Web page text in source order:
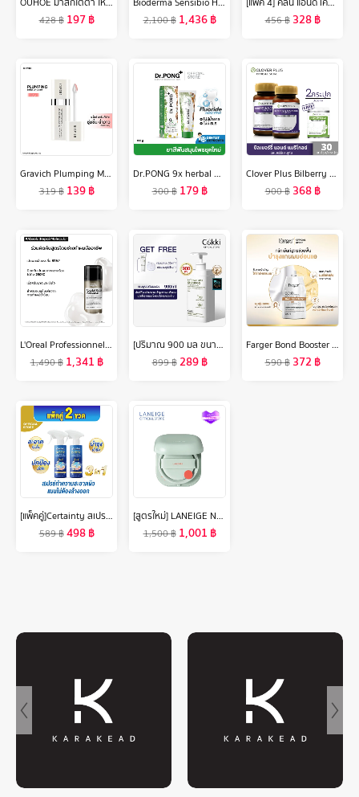
428฿ 197฿
2,100฿ 1,436฿
456฿ 328฿
Gravich Plumping Moist Lip Serum 10 g
319฿ 139฿
Dr.PONG 9x herbal plus fluoride toothpaste ยาสีฟันสมุนไพรยุคใหม่ผสมฟลูออไรด์ป้องกันฟันผุ เพื่อสุขภาพเหงือก ระงับกลิ่นปาก ฟันแข็งแรง
300฿ 179฿
Clover Plus Bilberry and Marigold Complex บิลเบอร์รี่ แอนด์ แมรี่โกลด์ คอมเพล็กซ์ (30 แคปซูล X2) แถม มัลติบี 7 แคปซูล (อาหารเสริม)
900฿ 368฿
L'Oreal Professionnel ABSOLUT REPAIR MOLECULAR LEAVE-IN MASK 100ML ลีฟ-อิน ทรีตเมนต์ เนื้อครีมบางเบา บำรุงล้ำลึกถึงชั้นไฟเบอร์ (ลีฟ-อิน ทรีตเมนต์, เสริมแกนผมให้กลับมาแข็งแรง, L'Oreal Pro,L'Oreal Professional,LOreal Pro,LOreal Professional)
1,490฿ 1,341 ฿
[ปริมาณ 900 มล ขนาดขายดี！] Cokki anti-hair loss shampoo ยาสระผม ลดผมขาดหลุดร่วง
899฿289฿
Farger Bond Booster ตัวบูสแกนผม ทรีทเม้นท์เชื่อมแกน กู้ผมเสีย
590฿ 372฿
[แพ็คคู่]Certainty สเปรย์ทำความสะอาดผิวแบบไม่ต้องล้างออกเซอร์เทนตี้ ขนาด 350 ML. x2 ขวด
589฿498฿
[สูตรใหม่] LANEIGE Neo Cushion Matte SPF 46 PA++ (15g ตลับจริง + รีฟิล) ลาเนจ นีโอ คุชชั่น สูตรแมตต์ บางเบา ปกปิดเรียบเนียน ไม่ติดแมสก์
1,500฿ 1,001 ฿